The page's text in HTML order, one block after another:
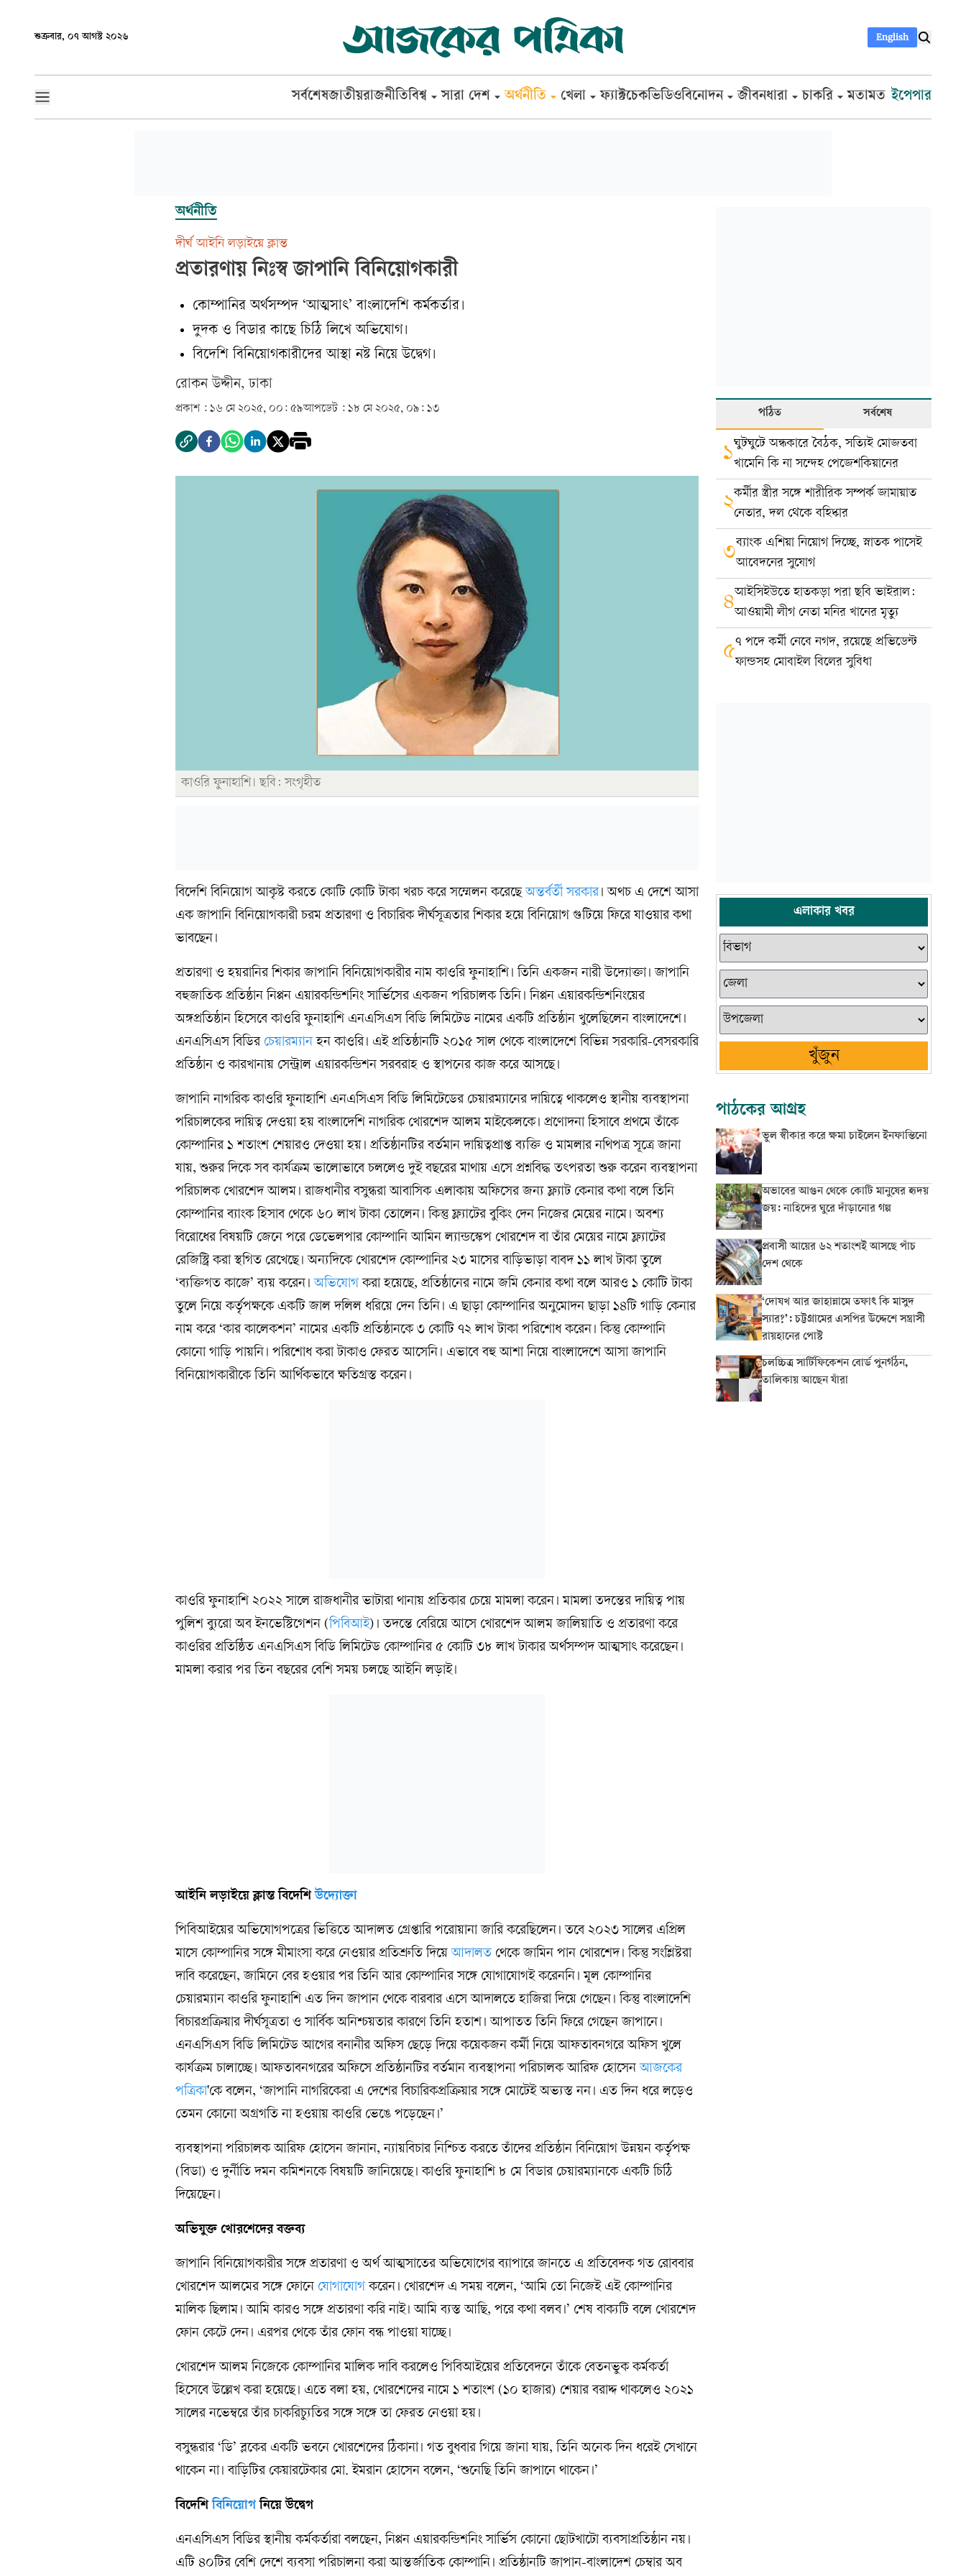
শুক্রবার, ০৭ আগস্ট ২০২৬ English
সর্বশেষজাতীয়রাজনীতিবিশ্ব সারা দেশ অর্থনীতি খেলা ফ্যাক্টচেকভিডিওবিনোদন জীবনধারা চাকরি মতামত ইপেপার
অর্থনীতি
দীর্ঘ আইনি লড়াইয়ে ক্লান্ত
প্রতারণায় নিঃস্ব জাপানি বিনিয়োগকারী
কোম্পানির অর্থসম্পদ ‘আত্মসাৎ’ বাংলাদেশি কর্মকর্তার।
দুদক ও বিডার কাছে চিঠি লিখে অভিযোগ।
বিদেশি বিনিয়োগকারীদের আস্থা নষ্ট নিয়ে উদ্বেগ।
রোকন উদ্দীন, ঢাকা
প্রকাশ : ১৬ মে ২০২৫, ০০: ৫৯আপডেট : ১৮ মে ২০২৫, ০৯: ১৩
কাওরি ফুনাহাশি। ছবি: সংগৃহীত
বিদেশি বিনিয়োগ আকৃষ্ট করতে কোটি কোটি টাকা খরচ করে সম্মেলন করেছেঅন্তর্বর্তী সরকার। অথচ এ দেশে আসা
এক জাপানি বিনিয়োগকারী চরম প্রতারণা ও বিচারিক দীর্ঘসূত্রতার শিকার হয়ে বিনিয়োগ গুটিয়ে ফিরে যাওয়ার কথা
ভাবছেন।
প্রতারণা ও হয়রানির শিকার জাপানি বিনিয়োগকারীর নাম কাওরি ফুনাহাশি। তিনি একজন নারী উদ্যোক্তা। জাপানি
বহুজাতিক প্রতিষ্ঠান নিপ্পন এয়ারকন্ডিশনিং সার্ভিসের একজন পরিচালক তিনি। নিপ্পন এয়ারকন্ডিশনিংয়ের
অঙ্গপ্রতিষ্ঠান হিসেবে কাওরি ফুনাহাশি এনএসিএস বিডি লিমিটেড নামের একটি প্রতিষ্ঠান খুলেছিলেন বাংলাদেশে।
এনএসিএস বিডির চেয়ারম্যান হন কাওরি। এই প্রতিষ্ঠানটি ২০১৫ সাল থেকে বাংলাদেশে বিভিন্ন সরকারি-বেসরকারি
প্রতিষ্ঠান ও কারখানায় সেন্ট্রাল এয়ারকন্ডিশন সরবরাহ ও স্থাপনের কাজ করে আসছে।
জাপানি নাগরিক কাওরি ফুনাহাশি এনএসিএস বিডি লিমিটেডের চেয়ারম্যানের দায়িত্বে থাকলেও স্থানীয় ব্যবস্থাপনা
পরিচালকের দায়িত্ব দেওয়া হয় বাংলাদেশি নাগরিক খোরশেদ আলম মাইকেলকে। প্রণোদনা হিসাবে প্রথমে তাঁকে
কোম্পানির ১ শতাংশ শেয়ারও দেওয়া হয়। প্রতিষ্ঠানটির বর্তমান দায়িত্বপ্রাপ্ত ব্যক্তি ও মামলার নথিপত্র সূত্রে জানা
যায়, শুরুর দিকে সব কার্যক্রম ভালোভাবে চললেও দুই বছরের মাথায় এসে প্রশ্নবিদ্ধ তৎপরতা শুরু করেন ব্যবস্থাপনা
পরিচালক খোরশেদ আলম। রাজধানীর বসুন্ধরা আবাসিক এলাকায় অফিসের জন্য ফ্ল্যাট কেনার কথা বলে তিনি
কোম্পানির ব্যাংক হিসাব থেকে ৬০ লাখ টাকা তোলেন। কিন্তু ফ্ল্যাটের বুকিং দেন নিজের মেয়ের নামে। অবশ্য
বিরোধের বিষয়টি জেনে পরে ডেভেলপার কোম্পানি আমিন ল্যান্ডস্কেপ খোরশেদ বা তাঁর মেয়ের নামে ফ্ল্যাটের
রেজিস্ট্রি করা স্থগিত রেখেছে। অন্যদিকে খোরশেদ কোম্পানির ২৩ মাসের বাড়িভাড়া বাবদ ১১ লাখ টাকা তুলে
‘ব্যক্তিগত কাজে’ ব্যয় করেন।অভিযোগ করা হয়েছে, প্রতিষ্ঠানের নামে জমি কেনার কথা বলে আরও ১ কোটি টাকা
তুলে নিয়ে কর্তৃপক্ষকে একটি জাল দলিল ধরিয়ে দেন তিনি। এ ছাড়া কোম্পানির অনুমোদন ছাড়া ১৪টি গাড়ি কেনার
নাম করে ‘কার কালেকশন’ নামের একটি প্রতিষ্ঠানকে ৩ কোটি ৭২ লাখ টাকা পরিশোধ করেন। কিন্তু কোম্পানি
কোনো গাড়ি পায়নি। পরিশোধ করা টাকাও ফেরত আসেনি। এভাবে বহু আশা নিয়ে বাংলাদেশে আসা জাপানি
বিনিয়োগকারীকে তিনি আর্থিকভাবে ক্ষতিগ্রস্ত করেন।
কাওরি ফুনাহাশি ২০২২ সালে রাজধানীর ভাটারা থানায় প্রতিকার চেয়ে মামলা করেন। মামলা তদন্তের দায়িত্ব পায়
পুলিশ ব্যুরো অব ইনভেস্টিগেশন (পিবিআই)। তদন্তে বেরিয়ে আসে খোরশেদ আলম জালিয়াতি ও প্রতারণা করে
কাওরির প্রতিষ্ঠিত এনএসিএস বিডি লিমিটেড কোম্পানির ৫ কোটি ৩৮ লাখ টাকার অর্থসম্পদ আত্মসাৎ করেছেন।
মামলা করার পর তিন বছরের বেশি সময় চলছে আইনি লড়াই।
আইনি লড়াইয়ে ক্লান্ত বিদেশি উদ্যোক্তা
পিবিআইয়ের অভিযোগপত্রের ভিত্তিতে আদালত গ্রেপ্তারি পরোয়ানা জারি করেছিলেন। তবে ২০২৩ সালের এপ্রিল
মাসে কোম্পানির সঙ্গে মীমাংসা করে নেওয়ার প্রতিশ্রুতি দিয়েআদালত থেকে জামিন পান খোরশেদ। কিন্তু সংশ্লিষ্টরা
দাবি করেছেন, জামিনে বের হওয়ার পর তিনি আর কোম্পানির সঙ্গে যোগাযোগই করেননি। মূল কোম্পানির
চেয়ারম্যান কাওরি ফুনাহাশি এত দিন জাপান থেকে বারবার এসে আদালতে হাজিরা দিয়ে গেছেন। কিন্তু বাংলাদেশি
বিচারপ্রক্রিয়ার দীর্ঘসূত্রতা ও সার্বিক অনিশ্চয়তার কারণে তিনি হতাশ। আপাতত তিনি ফিরে গেছেন জাপানে।
এনএসিএস বিডি লিমিটেড আগের বনানীর অফিস ছেড়ে দিয়ে কয়েকজন কর্মী নিয়ে আফতাবনগরে অফিস খুলে
কার্যক্রম চালাচ্ছে। আফতাবনগরের অফিসে প্রতিষ্ঠানটির বর্তমান ব্যবস্থাপনা পরিচালক আরিফ হোসেনআজকের
পত্রিকা'কে বলেন, ‘জাপানি নাগরিকেরা এ দেশের বিচারিকপ্রক্রিয়ার সঙ্গে মোটেই অভ্যস্ত নন। এত দিন ধরে লড়েও
তেমন কোনো অগ্রগতি না হওয়ায় কাওরি ভেঙে পড়েছেন।’
ব্যবস্থাপনা পরিচালক আরিফ হোসেন জানান, ন্যায়বিচার নিশ্চিত করতে তাঁদের প্রতিষ্ঠান বিনিয়োগ উন্নয়ন কর্তৃপক্ষ
(বিডা) ও দুর্নীতি দমন কমিশনকে বিষয়টি জানিয়েছে। কাওরি ফুনাহাশি ৮ মে বিডার চেয়ারম্যানকে একটি চিঠি
দিয়েছেন।
অভিযুক্ত খোরশেদের বক্তব্য
জাপানি বিনিয়োগকারীর সঙ্গে প্রতারণা ও অর্থ আত্মসাতের অভিযোগের ব্যাপারে জানতে এ প্রতিবেদক গত রোববার
খোরশেদ আলমের সঙ্গে ফোনে যোগাযোগ করেন। খোরশেদ এ সময় বলেন, ‘আমি তো নিজেই এই কোম্পানির
মালিক ছিলাম। আমি কারও সঙ্গে প্রতারণা করি নাই। আমি ব্যস্ত আছি, পরে কথা বলব।’ শেষ বাক্যটি বলে খোরশেদ
ফোন কেটে দেন। এরপর থেকে তাঁর ফোন বন্ধ পাওয়া যাচ্ছে।
খোরশেদ আলম নিজেকে কোম্পানির মালিক দাবি করলেও পিবিআইয়ের প্রতিবেদনে তাঁকে বেতনভুক কর্মকর্তা
হিসেবে উল্লেখ করা হয়েছে। এতে বলা হয়, খোরশেদের নামে ১ শতাংশ (১০ হাজার) শেয়ার বরাদ্দ থাকলেও ২০২১
সালের নভেম্বরে তাঁর চাকরিচ্যুতির সঙ্গে সঙ্গে তা ফেরত নেওয়া হয়।
বসুন্ধরার ‘ডি’ ব্লকের একটি ভবনে খোরশেদের ঠিকানা। গত বুধবার গিয়ে জানা যায়, তিনি অনেক দিন ধরেই সেখানে
থাকেন না। বাড়িটির কেয়ারটেকার মো. ইমরান হোসেন বলেন, ‘শুনেছি তিনি জাপানে থাকেন।’
বিদেশি বিনিয়োগনিয়ে উদ্বেগ
এনএসিএস বিডির স্থানীয় কর্মকর্তারা বলছেন, নিপ্পন এয়ারকন্ডিশনিং সার্ভিস কোনো ছোটখাটো ব্যবসাপ্রতিষ্ঠান নয়।
এটি ৪০টির বেশি দেশে ব্যবসা পরিচালনা করা আন্তর্জাতিক কোম্পানি। প্রতিষ্ঠানটি জাপান-বাংলাদেশ চেম্বার অব
পঠিত সর্বশেষ
১ঘুটঘুটে অন্ধকারে বৈঠক, সত্যিই মোজতবা
খামেনি কি না সন্দেহ পেজেশকিয়ানের
২কর্মীর স্ত্রীর সঙ্গে শারীরিক সম্পর্ক জামায়াত
নেতার, দল থেকে বহিষ্কার
৩ব্যাংক এশিয়া নিয়োগ দিচ্ছে, স্নাতক পাসেই
আবেদনের সুযোগ
৪আইসিইউতে হাতকড়া পরা ছবি ভাইরাল:
আওয়ামী লীগ নেতা মনির খানের মৃত্যু
৫৭ পদে কর্মী নেবে নগদ, রয়েছে প্রভিডেন্ট
ফান্ডসহ মোবাইল বিলের সুবিধা
এলাকার খবর
খুঁজুন
পাঠকের আগ্রহ
ভুল স্বীকার করে ক্ষমা চাইলেন ইনফান্তিনো
অভাবের আগুন থেকে কোটি মানুষের হৃদয়
জয়: নাহিদের ঘুরে দাঁড়ানোর গল্প
প্রবাসী আয়ের ৬২ শতাংশই আসছে পাঁচ
দেশ থেকে
‘দোযখ আর জাহান্নামে তফাৎ কি মাসুদ
স্যার?’: চট্টগ্রামের এসপির উদ্দেশে সন্ত্রাসী
রায়হানের পোস্ট
চলচ্চিত্র সার্টিফিকেশন বোর্ড পুনর্গঠন,
তালিকায় আছেন যাঁরা